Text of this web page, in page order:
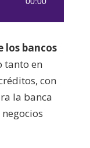
los bancos
tanto en
con
la banca